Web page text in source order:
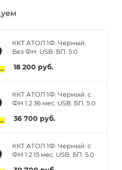
ККТ АТОЛ 1Ф. Черный.
Без ФН. USB. БП. 5.0
18 200 руб.
ККТ АТОЛ 1Ф. Черный. с
ФН 1.2 36 мес. USB. БП. 5.0
36 700 руб.
ККТ АТОЛ 1Ф. Черный. с
ФН 1.2 15 мес. USB. БП. 5.0